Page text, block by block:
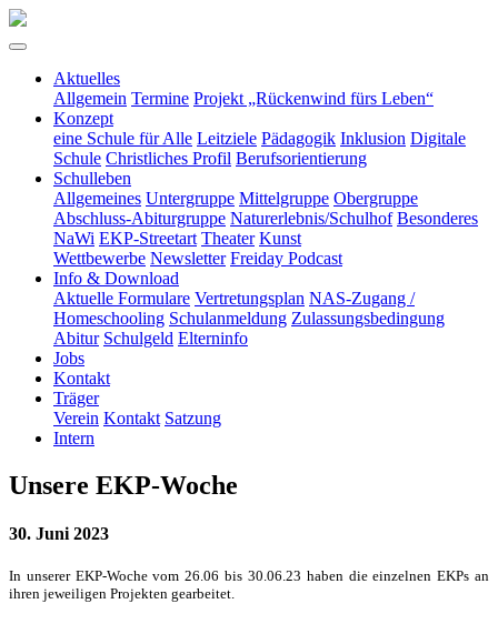
Aktuelles
Allgemein Termine Projekt „Rückenwind fürs Leben“
Konzept
eine Schule für Alle Leitziele Pädagogik Inklusion Digitale
Schule Christliches Profil Berufsorientierung
Schulleben
Allgemeines Untergruppe Mittelgruppe Obergruppe
Abschluss-Abiturgruppe Naturerlebnis/Schulhof Besonderes
NaWi EKP-Streetart Theater Kunst
Wettbewerbe Newsletter Freiday Podcast
Info & Download
Aktuelle Formulare Vertretungsplan NAS-Zugang /
Homeschooling Schulanmeldung Zulassungsbedingung
Abitur Schulgeld Elterninfo
Jobs
Kontakt
Träger
Verein Kontakt Satzung
Intern
Unsere EKP-Woche
30. Juni 2023
In unserer EKP-Woche vom 26.06 bis 30.06.23 haben die einzelnen EKPs an
ihren jeweiligen Projekten gearbeitet.